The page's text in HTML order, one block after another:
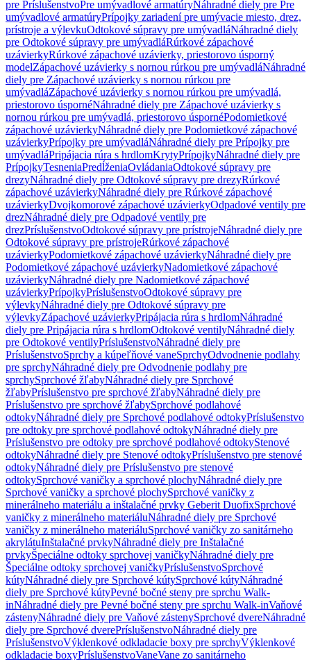
pre PríslušenstvoPre umývadlové armatúryNáhradné diely pre Pre
umývadlové armatúryPrípojky zariadení pre umývacie miesto, drez,
prístroje a výlevkuOdtokové súpravy pre umývadláNáhradné diely
pre Odtokové súpravy pre umývadláRúrkové zápachové
uzávierkyRúrkové zápachové uzávierky, priestorovo úsporný
modelZápachové uzávierky s nornou rúrkou pre umývadláNáhradné
diely pre Zápachové uzávierky s nornou rúrkou pre
umývadláZápachové uzávierky s nornou rúrkou pre umývadlá,
priestorovo úspornéNáhradné diely pre Zápachové uzávierky s
nornou rúrkou pre umývadlá, priestorovo úspornéPodomietkové
zápachové uzávierkyNáhradné diely pre Podomietkové zápachové
uzávierkyPrípojky pre umývadláNáhradné diely pre Prípojky pre
umývadláPripájacia rúra s hrdlomKrytyPrípojkyNáhradné diely pre
PrípojkyTesneniaPredĺženiaOvládaniaOdtokové súpravy pre
drezyNáhradné diely pre Odtokové súpravy pre drezyRúrkové
zápachové uzávierkyNáhradné diely pre Rúrkové zápachové
uzávierkyDvojkomorové zápachové uzávierkyOdpadové ventily pre
drezNáhradné diely pre Odpadové ventily pre
drezPríslušenstvoOdtokové súpravy pre prístrojeNáhradné diely pre
Odtokové súpravy pre prístrojeRúrkové zápachové
uzávierkyPodomietkové zápachové uzávierkyNáhradné diely pre
Podomietkové zápachové uzávierkyNadomietkové zápachové
uzávierkyNáhradné diely pre Nadomietkové zápachové
uzávierkyPrípojkyPríslušenstvoOdtokové súpravy pre
výlevkyNáhradné diely pre Odtokové súpravy pre
výlevkyZápachové uzávierkyPripájacia rúra s hrdlomNáhradné
diely pre Pripájacia rúra s hrdlomOdtokové ventilyNáhradné diely
pre Odtokové ventilyPríslušenstvoNáhradné diely pre
PríslušenstvoSprchy a kúpeľňové vaneSprchyOdvodnenie podlahy
pre sprchyNáhradné diely pre Odvodnenie podlahy pre
sprchySprchové žľabyNáhradné diely pre Sprchové
žľabyPríslušenstvo pre sprchové žľabyNáhradné diely pre
Príslušenstvo pre sprchové žľabySprchové podlahové
odtokyNáhradné diely pre Sprchové podlahové odtokyPríslušenstvo
pre odtoky pre sprchové podlahové odtokyNáhradné diely pre
Príslušenstvo pre odtoky pre sprchové podlahové odtokyStenové
odtokyNáhradné diely pre Stenové odtokyPríslušenstvo pre stenové
odtokyNáhradné diely pre Príslušenstvo pre stenové
odtokySprchové vaničky a sprchové plochyNáhradné diely pre
Sprchové vaničky a sprchové plochySprchové vaničky z
minerálneho materiálu a inštalačné prvky Geberit DuofixSprchové
vaničky z minerálneho materiáluNáhradné diely pre Sprchové
vaničky z minerálneho materiáluSprchové vaničky zo sanitárneho
akrylátuInštalačné prvkyNáhradné diely pre Inštalačné
prvkyŠpeciálne odtoky sprchovej vaničkyNáhradné diely pre
Špeciálne odtoky sprchovej vaničkyPríslušenstvoSprchové
kútyNáhradné diely pre Sprchové kútySprchové kútyNáhradné
diely pre Sprchové kútyPevné bočné steny pre sprchu Walk-
inNáhradné diely pre Pevné bočné steny pre sprchu Walk-inVaňové
zástenyNáhradné diely pre Vaňové zástenySprchové dvereNáhradné
diely pre Sprchové dverePríslušenstvoNáhradné diely pre
PríslušenstvoVýklenkové odkladacie boxy pre sprchyVýklenkové
odkladacie boxyPríslušenstvoVaneVane zo sanitárneho